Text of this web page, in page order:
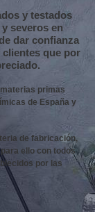
y testados
severos en
dar confianza
que por
primas
de España y
de fabricación,
ello con todos
por las